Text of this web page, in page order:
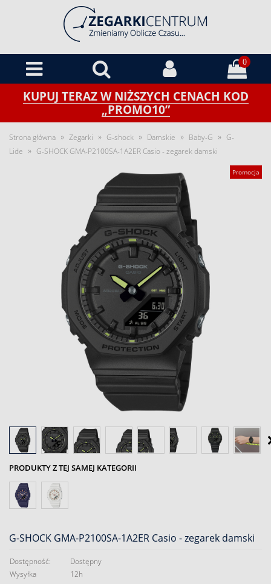
0
KUPUJ TERAZ W NIŻSZYCH CENACH KOD
„PROMO10”
Strona główna » Zegarki » G-shock » Damskie » Baby-G » G-
Lide » G-SHOCK GMA-P2100SA-1A2ER Casio - zegarek damski
Promocja
PRODUKTY Z TEJ SAMEJ KATEGORII
G-SHOCK GMA-P2100SA-1A2ER Casio - zegarek damski
Dostępność:
Dostępny
Wysyłka
12h